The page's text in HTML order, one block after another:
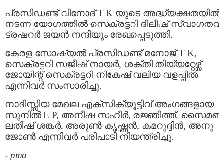
പ്രസിഡണ്ട് വിനോദ് T K യുടെ
നടന്ന യോഗത്തിൽ സെക്രട്ടറി ദിലീഷ്
ട്രഷറർ ജയൻ നന്ദിയും രേഖപ്പെടുത്തി.
കേരള സോഷ്യൽ പ്രസിഡണ്ട് മനോജ് T K,
സെക്രട്ടറി സജീഷ് നായർ, ശക്തി തിയ്യറ്റേഴ്സ്
ജോയിന്റ് സെക്രട്ടറി നികേഷ് വലിയ വളപ്പിൽ
എന്നിവർ സംസാരിച്ചു.
നാദിസ്സിയ മേഖല എക്സിക്യൂട്ടിവ് അംഗങ്ങളായ
സുനിൽ E P, അനീഷ സഹീർ, രജ്ഞിത്ത്,
ലതീഷ് ശങ്കർ, അരുൺ കൃഷ്ണൻ, കമറുദ്ദിൻ, അനു
ജോൺ എന്നിവർ പരിപാടി നിയന്ത്രിച്ചു.
- pma